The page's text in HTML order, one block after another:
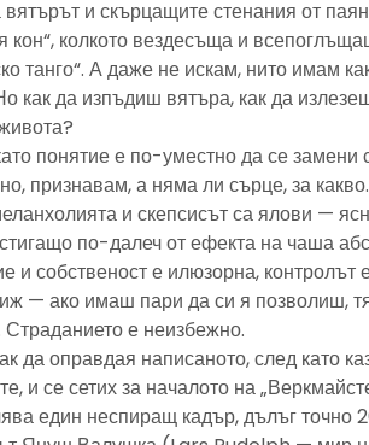
вятърът и скърцащите стенания от
кон“, колкото вездесъща и
танго“. А даже не искам, нито имам
как да изпъдиш вятъра, как да
понятие е по-уместно да се замени
признавам, а няма ли сърце, за
и скепсисът са ялови —
по-далеч от ефекта на чаша
и собственост е илюзорна, контролът
— ако имаш пари да си я позволиш,
е неизбежно.
да оправдая написаното, след като
и се сетих за началото на
един неспиращ кадър, дълъг точно